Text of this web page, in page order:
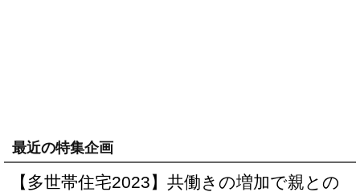
最近の特集企画
【多世帯住宅2023】共働きの増加で親との